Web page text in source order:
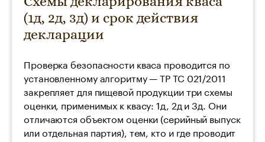
(1д, 2д, 3д) и срок действия
декларации
Проверка безопасности кваса проводится по
установленному алгоритму — ТР ТС 021/2011
закрепляет для пищевой продукции три схемы
оценки, применимых к квасу: 1д, 2д и 3д. Они
отличаются объектом оценки (серийный выпуск
или отдельная партия), тем, кто и где проводит